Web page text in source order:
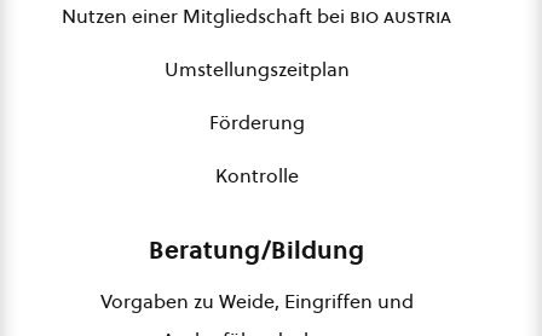
Nutzen einer Mitgliedschaft bei bio austria
Umstellungszeitplan
Förderung
Kontrolle
Beratung/Bildung
Vorgaben zu Weide, Eingriffen und